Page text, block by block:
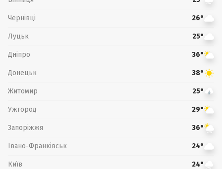
Чернівці 26°
Луцьк 25°
Дніпро 36°
Донецьк 38°
Житомир 25°
Ужгород 29°
Запоріжжя 36°
Івано-Франківськ 24°
Київ 24°